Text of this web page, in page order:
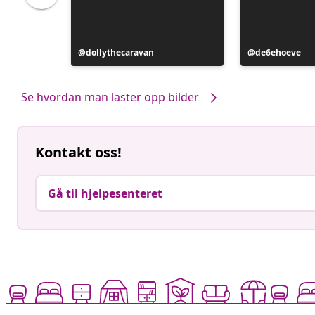
Innlegg
publisert
dollythecaravan
Innlegg
publisert
de6ehoeve
Se hvordan man laster opp bilder
Kontakt oss!
Gå til hjelpesenteret